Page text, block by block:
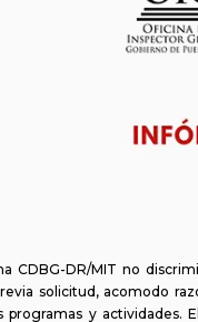
DR/MIT no
solicitud, acomodo
y